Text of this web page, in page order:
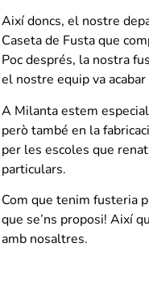
Així doncs, el nostre
Caseta de Fusta que
Poc després, la nostra
el nostre equip va acabar
A Milanta estem
però també en la
per les escoles que
particulars.
Com que tenim fusteria
que se’ns proposi! Així
amb nosaltres.